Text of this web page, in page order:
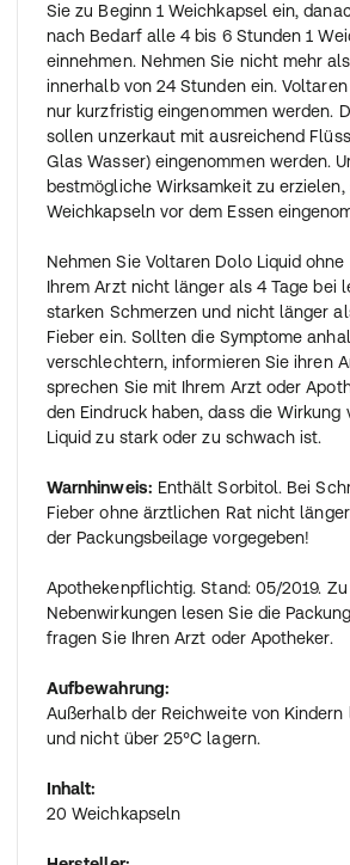
Sie zu Beginn 1 Weichkapsel ein,
nach Bedarf alle 4 bis 6 Stunden 1
einnehmen. Nehmen Sie nicht mehr
innerhalb von 24 Stunden ein.
nur kurzfristig eingenommen werden.
sollen unzerkaut mit ausreichend
Glas Wasser) eingenommen werden.
bestmögliche Wirksamkeit zu
Weichkapseln vor dem Essen
Nehmen Sie Voltaren Dolo Liquid
Ihrem Arzt nicht länger als 4 Tage bei
starken Schmerzen und nicht länger
Fieber ein. Sollten die Symptome
verschlechtern, informieren Sie ihren
sprechen Sie mit Ihrem Arzt oder
den Eindruck haben, dass die Wirkung
Liquid zu stark oder zu schwach ist.
Warnhinweis: Enthält Sorbitol. Bei
Fieber ohne ärztlichen Rat nicht
der Packungsbeilage vorgegeben!
Apothekenpflichtig. Stand: 05/2019. Zu
Nebenwirkungen lesen Sie die
fragen Sie Ihren Arzt oder Apotheker.
Aufbewahrung:
Außerhalb der Reichweite von Kindern
und nicht über 25°C lagern.
Inhalt:
20 Weichkapseln